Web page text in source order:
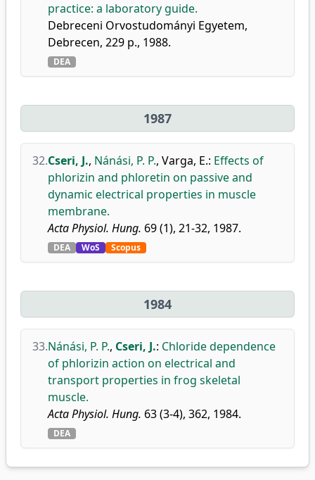
practice: a laboratory guide.
Debreceni Orvostudományi Egyetem,
Debrecen, 229 p., 1988.
DEA
1987
32.Cseri, J., Nánási, P. P., Varga, E.: Effects of
phlorizin and phloretin on passive and
dynamic electrical properties in muscle
membrane.
Acta Physiol. Hung. 69 (1), 21-32, 1987.
DEA WoS Scopus
1984
33.Nánási, P. P., Cseri, J.: Chloride dependence
of phlorizin action on electrical and
transport properties in frog skeletal
muscle.
Acta Physiol. Hung. 63 (3-4), 362, 1984.
DEA